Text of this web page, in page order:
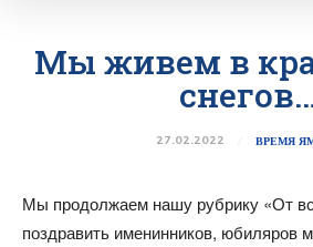
Мы живем в
27.02.2022 ВРЕМЯ
Мы продолжаем нашу рубрику «От
поздравить именинников, юбиляров